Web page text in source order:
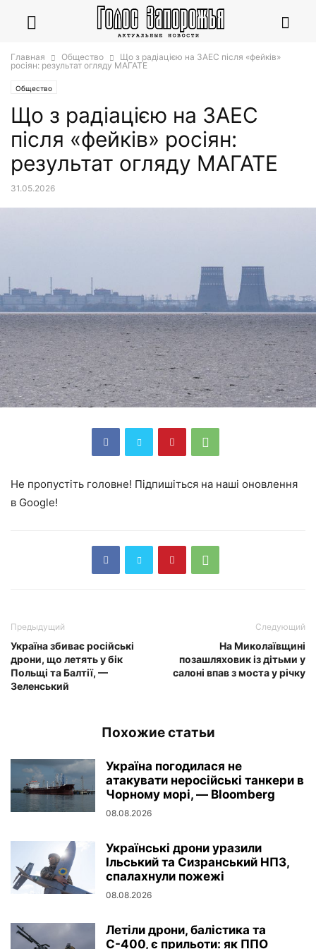
Главная Общество
Що з радіацією на ЗАЕС після «фейків»
росіян: результат огляду МАГАТЕ
Общество
Що з радіацією на ЗАЕС
після «фейків» росіян:
результат огляду МАГАТЕ
31.05.2026
Не пропустіть головне! Підпишіться на наші оновлення
в Google!
Предыдущий
Україна збиває російські
дрони, що летять у бік
Польщі та Балтії, —
Зеленський
Следующий
На Миколаївщині
позашляховик із дітьми у
салоні впав з моста у річку
Похожие статьи
Україна погодилася не
атакувати неросійські танкери в
Чорному морі, — Bloomberg
08.08.2026
Українські дрони уразили
Ільський та Сизранський НПЗ,
спалахнули пожежі
08.08.2026
Летіли дрони, балістика та
С-400, є прильоти: як ППО